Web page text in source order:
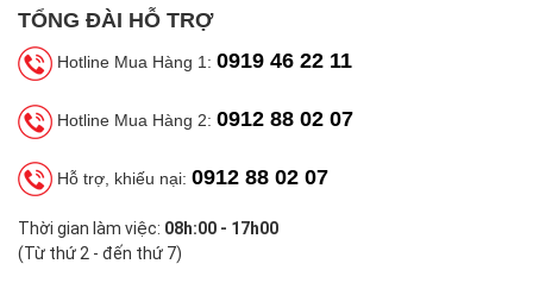
TỔNG ĐÀI HỖ TRỢ
Hotline Mua Hàng 1: 0919 46 22 11
Hotline Mua Hàng 2: 0912 88 02 07
Hỗ trợ, khiếu nại: 0912 88 02 07
Thời gian làm việc: 08h:00 - 17h00
(Từ thứ 2 - đến thứ 7)